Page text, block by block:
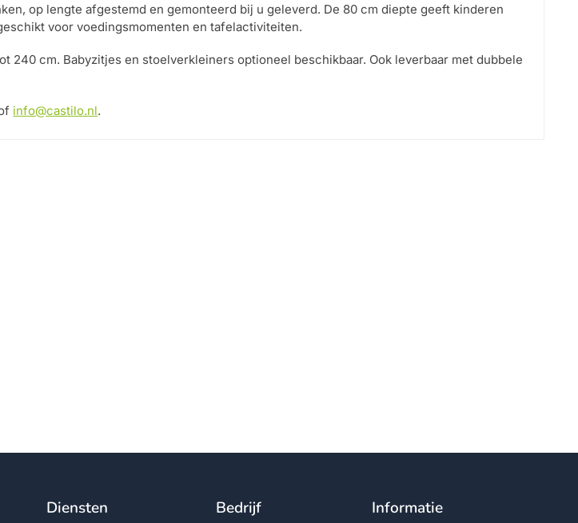
op lengte afgestemd en gemonteerd bij u geleverd. De 80 cm diepte geeft kinderen
voor voedingsmomenten en tafelactiviteiten.
240 cm. Babyzitjes en stoelverkleiners optioneel beschikbaar. Ook leverbaar met dubbele
info@castilo.nl.
Diensten Bedrijf Informatie